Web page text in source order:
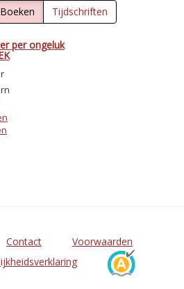
Tijdschriften
per ongeluk
Contact
Voorwaarden